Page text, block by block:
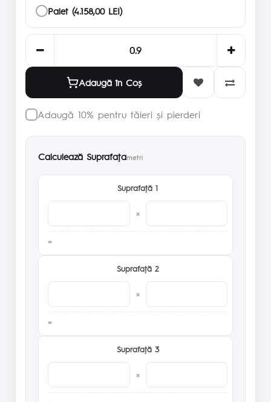
Palet (4.158,00 LEI)
Adaugă în Coş
Adaugă 10% pentru tăieri și pierderi
Calculează Suprafaţametri
Suprafaţă 1
×
Suprafaţă 2
×
Suprafaţă 3
×